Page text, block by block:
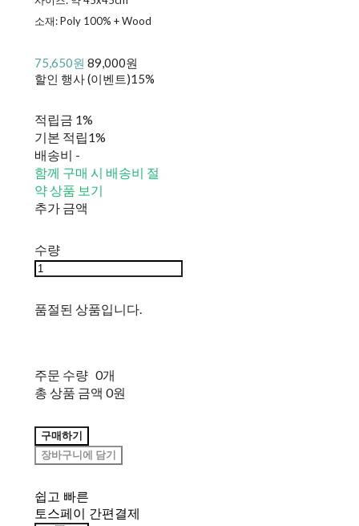
소재: Poly 100% + Wood
75,650원 89,000원
할인 행사 (이벤트)15%
적립금 1%
기본 적립1%
배송비 -
함께 구매 시 배송비 절
약 상품 보기
추가 금액
수량
품절된 상품입니다.
주문 수량 0개
총 상품 금액 0원
구매하기
장바구니에 담기
쉽고 빠른
토스페이 간편결제